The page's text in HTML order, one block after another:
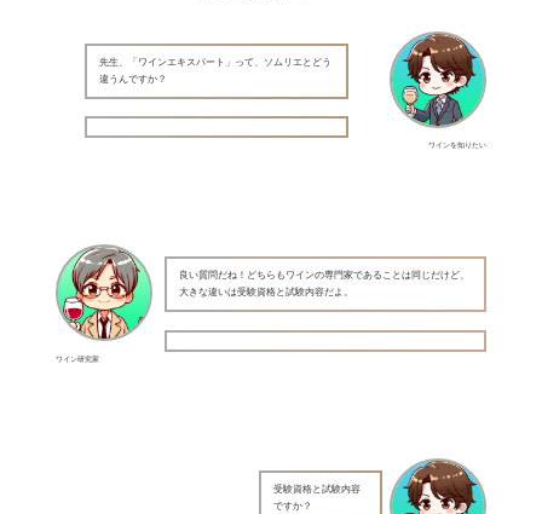
ワインを知りたい
先生、「ワインエキスパート」って、ソムリエとどう
違うんですか？
ワイン研究家
良い質問だね！どちらもワインの専門家であることは同じだけど、
大きな違いは受験資格と試験内容だよ。
受験資格と試験内容
ですか？